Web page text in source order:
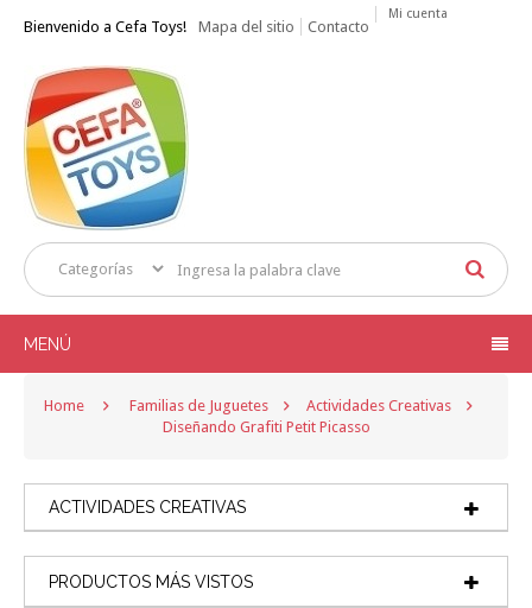
Bienvenido a Cefa Toys! Mapa del sitio Contacto
Mi cuenta
MENÚ
Home Familias de Juguetes
Actividades Creativas
Diseñando Grafiti Petit Picasso
ACTIVIDADES CREATIVAS
PRODUCTOS MÁS VISTOS